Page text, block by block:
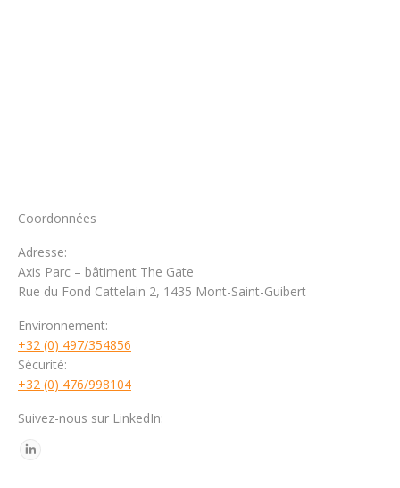
Coordonnées
Adresse:
Axis Parc – bâtiment The Gate
Rue du Fond Cattelain 2, 1435 Mont-Saint-Guibert
Environnement:
+32 (0) 497/354856
Sécurité:
+32 (0) 476/998104
Suivez-nous sur LinkedIn: